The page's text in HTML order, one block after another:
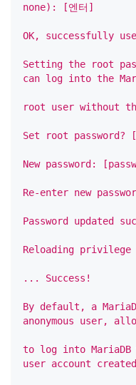
none): [엔터]
OK, successfully
Setting the root
can log into the
root user without
Set root password?
New password:
Re-enter new
Password updated
Reloading
... Success!
By default, a
anonymous user,
to log into
user account